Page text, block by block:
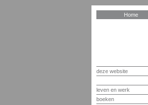
Home
deze website
leven en werk
boeken